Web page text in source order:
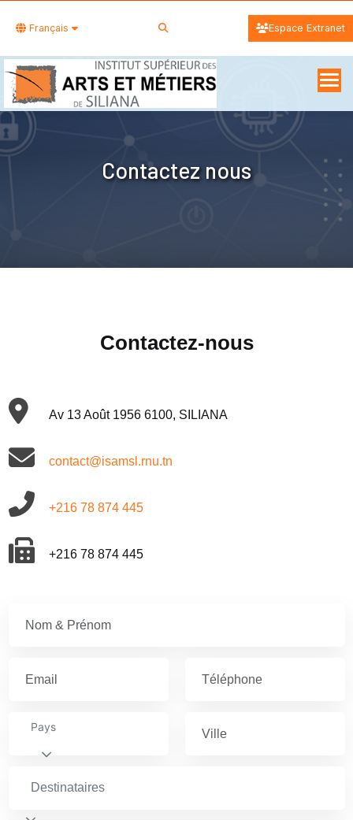
Français Espace Extranet
Contactez nous
Contactez-nous
Av 13 Août 1956 6100, SILIANA
contact@isamsl.rnu.tn
+216 78 874 445
+216 78 874 445
Pays
Destinataires